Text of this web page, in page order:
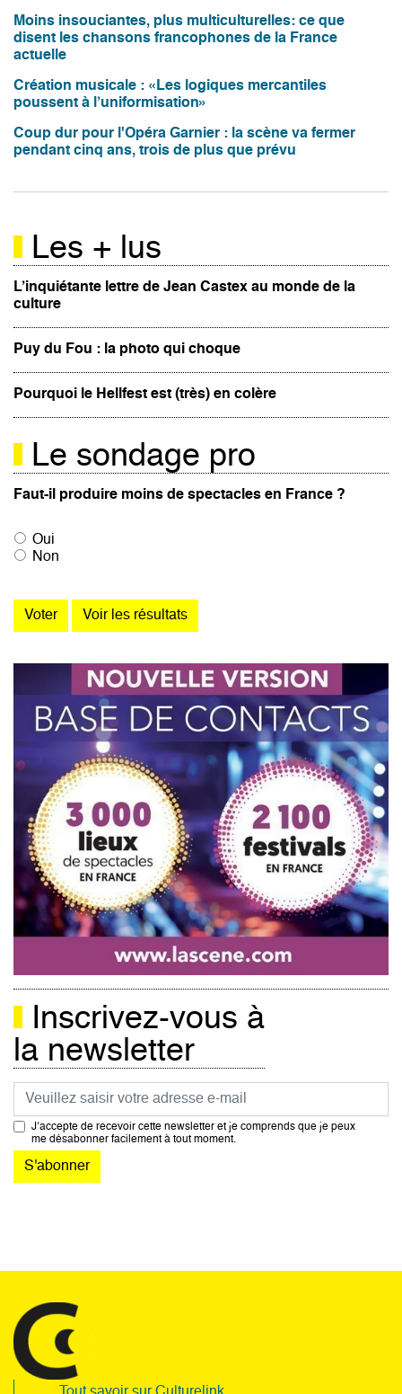
Moins insouciantes, plus multiculturelles: ce que
disent les chansons francophones de la France
actuelle
Création musicale : «Les logiques mercantiles
poussent à l’uniformisation»
Coup dur pour l'Opéra Garnier : la scène va fermer
pendant cinq ans, trois de plus que prévu
Les + lus
L’inquiétante lettre de Jean Castex au monde de la
culture
Puy du Fou : la photo qui choque
Pourquoi le Hellfest est (très) en colère
Le sondage pro
Faut-il produire moins de spectacles en France ?
Oui
Non
Inscrivez-vous à
la newsletter
Courriel
J’accepte de recevoir cette newsletter et je comprends que je peux
me désabonner facilement à tout moment.